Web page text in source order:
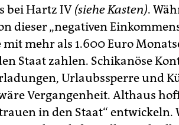
bei Hartz IV (siehe Kasten).
dieser „negativen
mit mehr als 1.600 Euro
Staat zahlen. Schikanöse
Urlaubssperre und
Vergangenheit. Althaus
in den Staat“